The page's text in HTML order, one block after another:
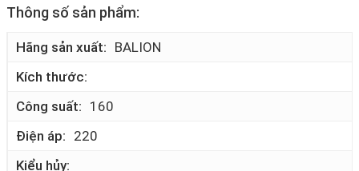
Thông số sản phẩm:
Hãng sản xuất
BALION
Kích thước
Công suất
160
Điện áp
220
Kiểu hủy